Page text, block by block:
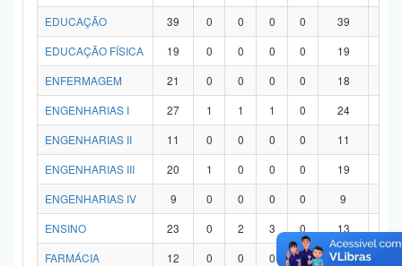
EDUCAÇÃO
39 0 0 0 0 39
EDUCAÇÃO FÍSICA
19 0 0 0 0 19
ENFERMAGEM
21 0 0 0 0 18
ENGENHARIAS I
27 1 1 1 0 24
ENGENHARIAS II
11 0 0 0 0 11
ENGENHARIAS III
20 1 0 0 0 19
ENGENHARIAS IV
9 0 0 0 0 9
ENSINO
23 0 2 3 0 13
FARMÁCIA
12 0 0 0 0 12